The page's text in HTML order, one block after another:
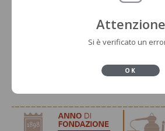
Attenzione
Si è verificato un
OK